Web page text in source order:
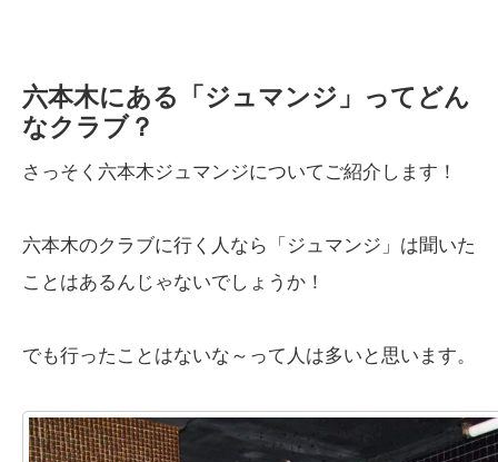
六本木にある「ジュマンジ」ってどん
なクラブ？
さっそく六本木ジュマンジについてご紹介します！
六本木のクラブに行く人なら「ジュマンジ」は聞いた
ことはあるんじゃないでしょうか！
でも行ったことはないな～って人は多いと思います。